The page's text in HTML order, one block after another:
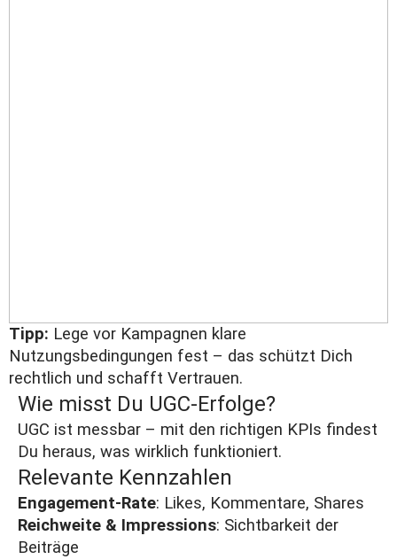
Tipp: Lege vor Kampagnen klare
Nutzungsbedingungen fest – das schützt Dich
rechtlich und schafft Vertrauen.
Wie misst Du UGC-Erfolge?
UGC ist messbar – mit den richtigen KPIs findest
Du heraus, was wirklich funktioniert.
Relevante Kennzahlen
Engagement-Rate: Likes, Kommentare, Shares
Reichweite & Impressions: Sichtbarkeit der
Beiträge